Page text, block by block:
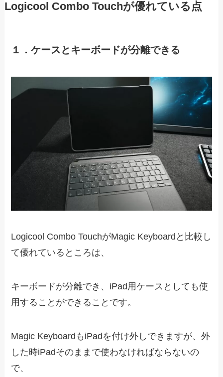
Logicool Combo Touchが優れている点
１．ケースとキーボードが分離できる
Logicool Combo TouchがMagic Keyboardと比較し
て優れているところは、
キーボードが分離でき、iPad用ケースとしても使
用することができることです。
Magic KeyboardもiPadを付け外しできますが、外
した時iPadそのままで使わなければならないの
で、